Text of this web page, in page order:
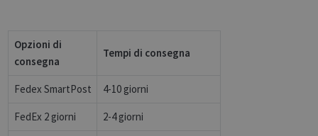
Opzioni di
consegna
Tempi di consegna
Fedex SmartPost 4-10 giorni
FedEx 2 giorni 2-4 giorni